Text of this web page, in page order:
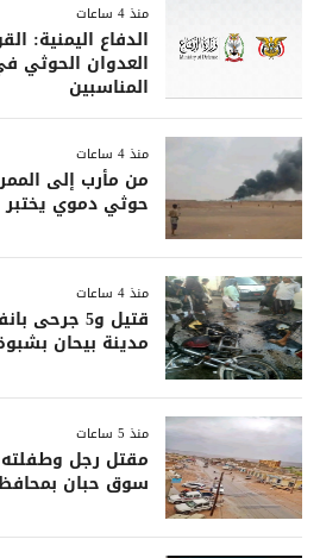
منذ 4 ساعات
الدفاع اليمنية:
العدوان الحوثي
المناسبين
منذ 4 ساعات
من مأرب إلى
حوثي دموي يختبر
منذ 4 ساعات
قتيل و5
مدينة بيحان
منذ 5 ساعات
مقتل رجل
سوق حبان